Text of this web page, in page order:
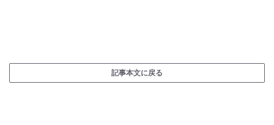
記事本文に戻る